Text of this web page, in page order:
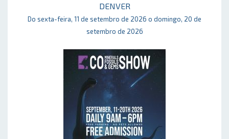
DENVER
Do sexta-feira, 11 de setembro de 2026 o domingo, 20 de
setembro de 2026